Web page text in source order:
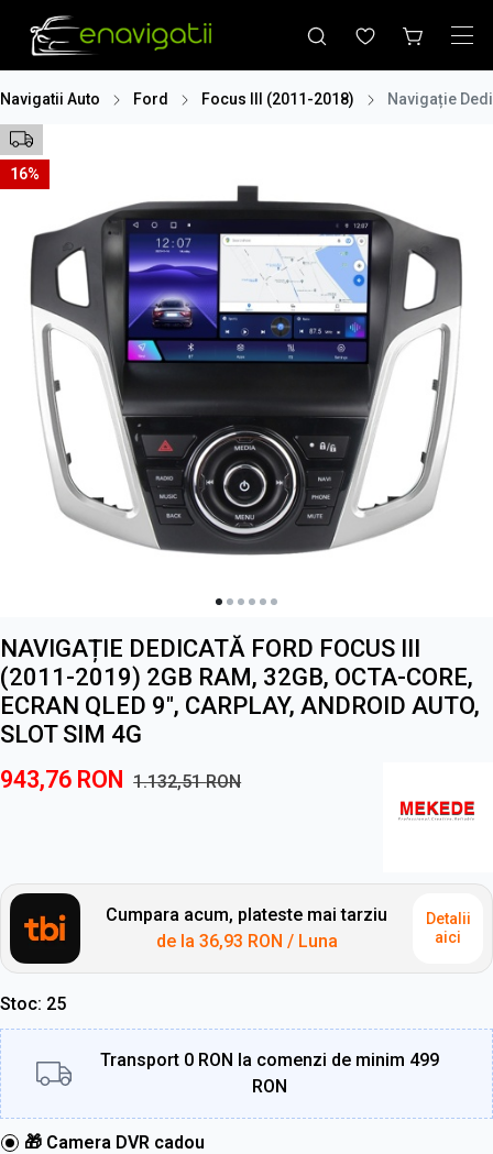
Navigatii Auto Ford Focus III (2011-2018) Navigație
16%
NAVIGAȚIE DEDICATĂ FORD FOCUS III
(2011-2019) 2GB RAM, 32GB, OCTA-CORE,
ECRAN QLED 9", CARPLAY, ANDROID AUTO,
SLOT SIM 4G
943,76 RON 1.132,51RON
Cumpara acum, plateste mai tarziu
de la 36,93 RON / Luna
Detalii
aici
Stoc 25
Transport 0 RON la comenzi de minim 499
RON
🎁 Camera DVR cadou